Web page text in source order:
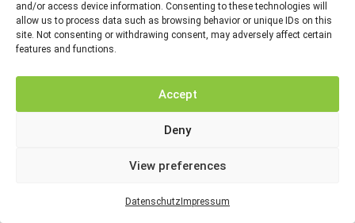
and/or access device information. Consenting to these technologies will
allow us to process data such as browsing behavior or unique IDs on this
site. Not consenting or withdrawing consent, may adversely affect certain
features and functions.
Accept
Deny
View preferences
Datenschutz Impressum
IMPRESSUM DATENSCHUTZ